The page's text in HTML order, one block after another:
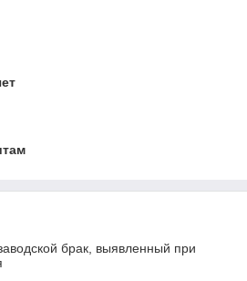
брак, выявленный при